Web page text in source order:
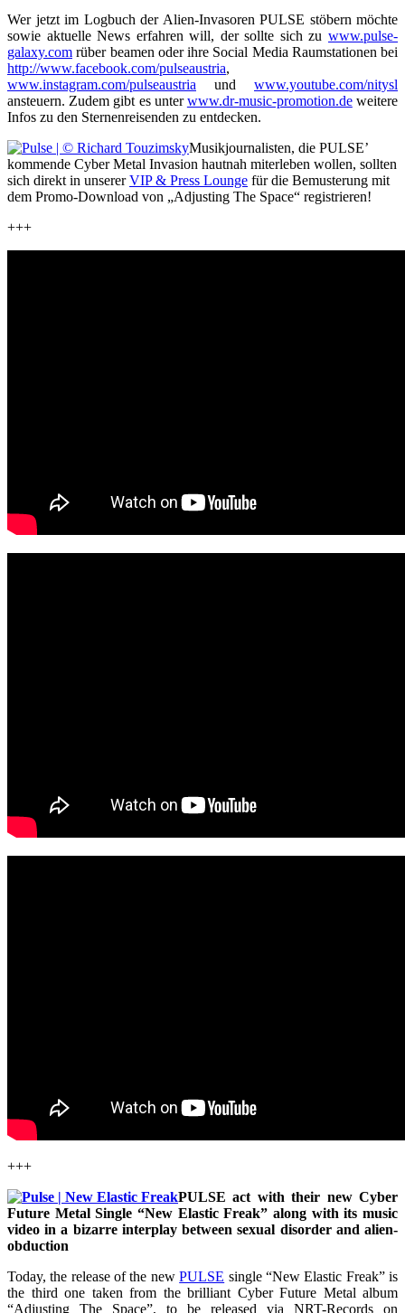
Wer jetzt im Logbuch der Alien-Invasoren PULSE stöbern möchte
sowie aktuelle News erfahren will, der sollte sich zu www.pulse-
galaxy.com rüber beamen oder ihre Social Media Raumstationen bei
http://www.facebook.com/pulseaustria,
www.instagram.com/pulseaustria und www.youtube.com/nitysl
ansteuern. Zudem gibt es unterwww.dr-music-promotion.deweitere
Infos zu den Sternenreisenden zu entdecken.
Musikjournalisten, die PULSE’
kommende Cyber Metal Invasion hautnah miterleben wollen, sollten
sich direkt in unsererVIP & Press Lounge für die Bemusterung mit
dem Promo-Download von „Adjusting The Space“ registrieren!
+++
+++
PULSE act with their new Cyber
Future Metal Single “New Elastic Freak” along with its music
video in a bizarre interplay between sexual disorder and alien-
obduction
Today, the release of the newPULSE single “New Elastic Freak” is
the third one taken from the brilliant Cyber Future Metal album
“Adjusting The Space”, to be released via NRT-Records on